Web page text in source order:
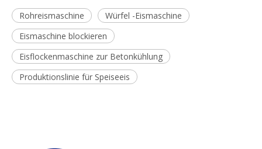
Rohreismaschine
Würfel -Eismaschine
Eismaschine blockieren
Eisflockenmaschine zur Betonkühlung
Produktionslinie für Speiseeis